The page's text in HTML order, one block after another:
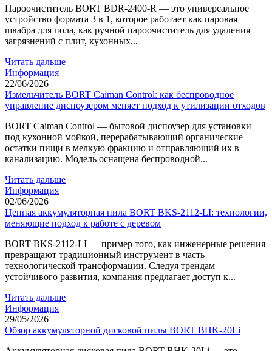
Пароочиститель BORT BDR-2400-R — это универсальное
устройство формата 3 в 1, которое работает как паровая
швабра для пола, как ручной пароочиститель для удаления
загрязнений с плит, кухонных...
Читать дальше
Информация
22/06/2026
Измельчитель BORT Caiman Control: как беспроводное
управление диспоузером меняет подход к утилизации отходов
BORT Caiman Control — бытовой диспоузер для установки
под кухонной мойкой, перерабатывающий органические
остатки пищи в мелкую фракцию и отправляющий их в
канализацию. Модель оснащена беспроводной...
Читать дальше
Информация
02/06/2026
Цепная аккумуляторная пила BORT BKS-2112-LI: технологии,
меняющие подход к работе с деревом
BORT BKS-2112-LI — пример того, как инженерные решения
превращают традиционный инструмент в часть
технологической трансформации. Следуя трендам
устойчивого развития, компания предлагает доступ к...
Читать дальше
Информация
29/05/2026
Обзор аккумуляторной дисковой пилы BORT BHK-20Li